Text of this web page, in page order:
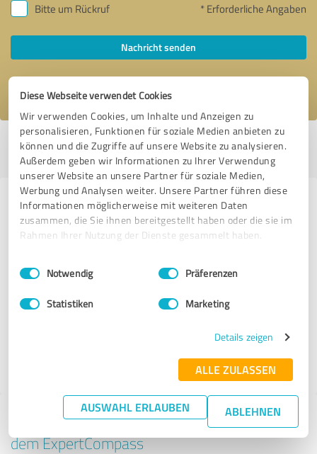
Diese Webseite verwendet Cookies
Wir verwenden Cookies, um Inhalte und Anzeigen zu
personalisieren, Funktionen für soziale Medien anbieten zu
können und die Zugriffe auf unsere Website zu analysieren.
Außerdem geben wir Informationen zu Ihrer Verwendung
unserer Website an unsere Partner für soziale Medien,
Werbung und Analysen weiter. Unsere Partner führen diese
Informationen möglicherweise mit weiteren Daten
zusammen, die Sie ihnen bereitgestellt haben oder die sie im
Rahmen Ihrer Nutzung der Dienste gesammelt haben.
Impressum Datenschutzbestimmungen
Einwilligungsauswahl
Notwendig Präferenzen
Statistiken Marketing
Details zeigen
ALLE ZULASSEN
AUSWAHL ERLAUBEN ABLEHNEN
Bitte um Rückruf * Erforderliche Angaben
Nachricht senden
Ich stimme den
Profil aktiv seit 21.11.2021 |Letzte Aktualisierung: 10.02.2023|Profil
melden
Erfahrungen zu weiteren
Anbietern aus dem Bereich Online
Andreas Fiedler
Tipp: Die passenden Experten finden - mit
dem ExpertCompass